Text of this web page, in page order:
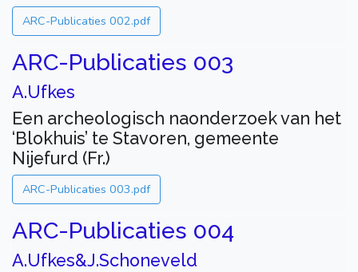
ARC-Publicaties 002.pdf
ARC-Publicaties 003
A.Ufkes
Een archeologisch naonderzoek van het
‘Blokhuis’ te Stavoren, gemeente
Nijefurd (Fr.)
ARC-Publicaties 003.pdf
ARC-Publicaties 004
A.Ufkes&J.Schoneveld